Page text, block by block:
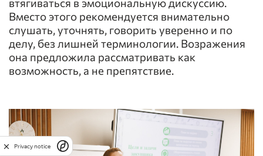
втягиваться в эмоциональную дискуссию.
Вместо этого рекомендуется внимательно
слушать, уточнять, говорить уверенно и по
делу, без лишней терминологии. Возражения
она предложила рассматривать как
возможность, а не препятствие.
Privacy notice